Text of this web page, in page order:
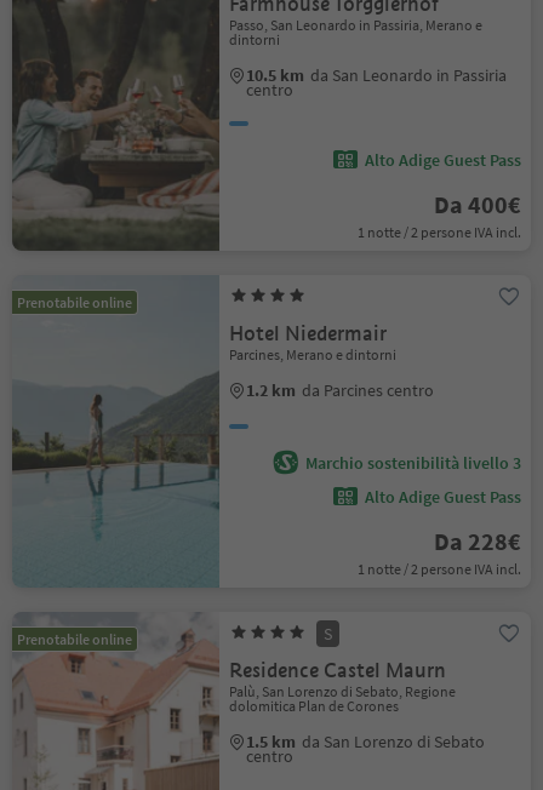
Passo, San Leonardo in Passiria, Merano e
dintorni
10.5 km da San Leonardo in Passiria
centro
Alto Adige Guest Pass
Da 400€
1 notte / 2 persone IVA incl.
Prenotabile online
Hotel Niedermair
Parcines, Merano e dintorni
1.2 km da Parcines centro
Marchio sostenibilità livello 3
Alto Adige Guest Pass
Da 228€
1 notte / 2 persone IVA incl.
Prenotabile online S
Residence Castel Maurn
Palù, San Lorenzo di Sebato, Regione
dolomitica Plan de Corones
1.5 km da San Lorenzo di Sebato
centro